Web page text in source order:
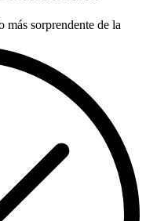
más sorprendente de la